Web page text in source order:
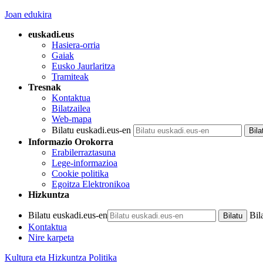
Joan edukira
euskadi.eus
Hasiera-orria
Gaiak
Eusko Jaurlaritza
Tramiteak
Tresnak
Kontaktua
Bilatzailea
Web-mapa
Bilatu euskadi.eus-en
Informazio Orokorra
Erabilerraztasuna
Lege-informazioa
Cookie politika
Egoitza Elektronikoa
Hizkuntza
Bilatu euskadi.eus-en
Kontaktua
Nire karpeta
Kultura eta Hizkuntza Politika